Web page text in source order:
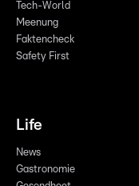
Tech-World
Meenung
Faktencheck
Safety First
Life
News
Gastronomie